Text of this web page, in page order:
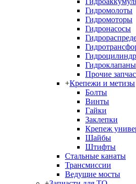
Гидромолоты
Гидромоторы
Гидронасосы
Гидроклапаны
Прочие
+Крепежи и метизы
Болты
Винты
Гайки
Заклепки
Крепеж
Шайбы
Штифты
Стальные канаты
Трансмиссии
Ведущие мосты